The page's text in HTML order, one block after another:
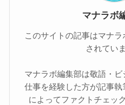
マナラボ
このサイトの記事はマナ
されてい
マナラボ編集部は敬語・
仕事を経験した方が記事
によってファクトチェッ